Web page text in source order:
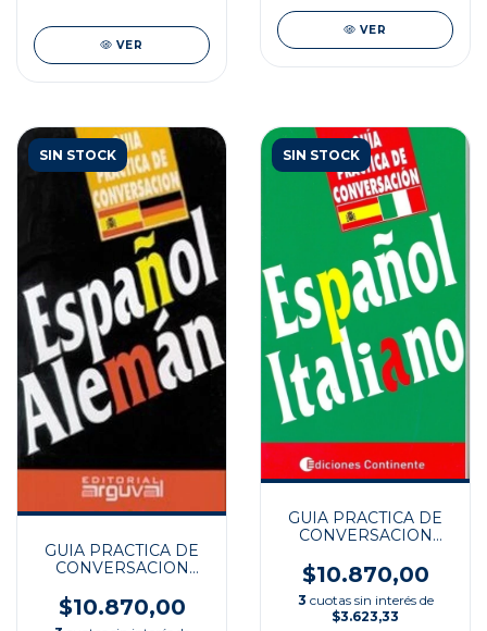
VER
VER
SIN STOCK
GUIA PRACTICA DE
CONVERSACION
$10.870,00
SIN STOCK
GUIA PRACTICA DE
CONVERSACION
$10.870,00
3 cuotas sin interés de
$3.623,33